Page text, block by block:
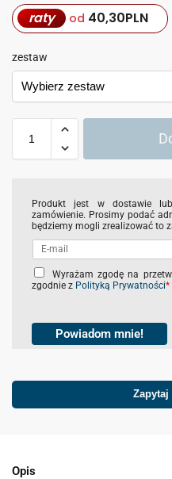
raty od 40,30PLN
zestaw
Produkt jest w dostawie
zamówienie. Prosimy podać
będziemy mogli zrealizować to
C
h
b
x
s
Wyrażam zgodę na
zgodnie z Polityką Prywatności*
Powiadom mnie!
Zapytaj
Opis